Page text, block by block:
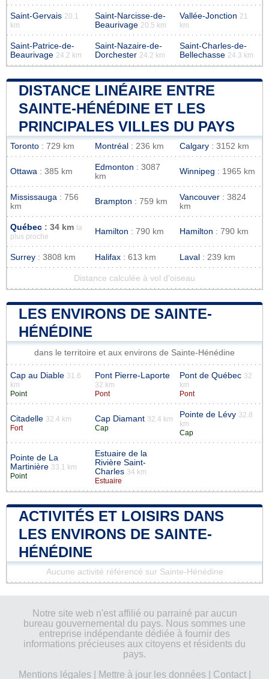
Saint-Gervais 20.1
km
Saint-Narcisse-de-
Beaurivage 20.5 km
Vallée-Jonction 21
km
Saint-Patrice-de-
Beaurivage 24.2 km
Saint-Nazaire-de-
Dorchester 24.2 km
Saint-Charles-de-
Bellechasse 24.3 km
DISTANCE LINÉAIRE ENTRE
SAINTE-HÉNÉDINE ET LES
PRINCIPALES VILLES DU PAYS
Toronto : 729 km Montréal : 236 km Calgary : 3152 km
Ottawa : 385 km Edmonton : 3087
km
Winnipeg : 1965 km
Mississauga : 756
km
Brampton : 759 km Vancouver : 3824
km
Québec : 34 km
la
plus proche
Hamilton : 790 km Hamilton : 790 km
Surrey : 3808 km Halifax : 613 km Laval : 239 km
Distance calculée à vol d'oiseau
LES ENVIRONS DE SAINTE-
HÉNÉDINE
dans le territoire et aux environs de Sainte-Hénédine
Cap au Diable 31.6
km
Point
Pont Pierre-Laporte
32 km
Pont
Pont de Québec 32
km
Pont
Citadelle 32.4 km
Fort
Cap Diamant 32.4 km
Cap
Pointe de Lévy 32.8
km
Cap
Pointe de La
Martinière 33.1 km
Point
Estuaire de la
Rivière Saint-
Charles 34 km
Estuaire
ACTIVITÉS ET LOISIRS DANS
LES ENVIRONS DE SAINTE-
HÉNÉDINE
Aucune activité référencé sur Sainte-Hénédine
Notre site web n'est affilié ou parrainé par aucun
bureau gouvernemental du pays. Nous sommes une
entreprise indépendante dédiée à fournir des
informations précieuses aux citoyens et résidents du
pays.
Mentions légales| Mettre à jour les données| Contact|